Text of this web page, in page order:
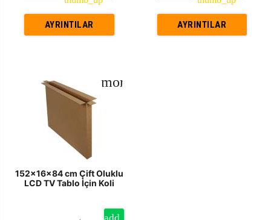
AYRINTILAR AYRINTILAR
152x16x84 cm Çift Oluklu
LCD TV Tablo İçin Koli